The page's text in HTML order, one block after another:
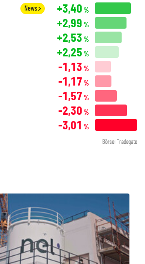
News +3,40 %
+2,99 %
+2,53 %
+2,25 %
-1,13 %
-1,17 %
-1,57 %
-2,30 %
-3,01 %
Börse: Tradegate